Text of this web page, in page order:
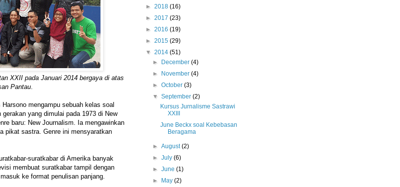
XXII pada Januari 2014 bergaya di atas
Pantau.
mengampu sebuah kelas soal
yang dimulai pada 1973 di New
baru: New Journalism. Ia mengawinkan
pikat sastra. Genre ini mensyaratkan
suratkabar di Amerika banyak
membuat suratkabar tampil dengan
ke format penulisan panjang.
► 2018 (16)
► 2017 (23)
► 2016 (19)
► 2015 (29)
▼ 2014 (51)
►
December(4)
►
November(4)
►October(3)
▼September(2)
Kursus Jurnalisme Sastrawi
XXIII
June Beckx soal Kebebasan
Beragama
►August(2)
►July(6)
►June(1)
►
May(2)